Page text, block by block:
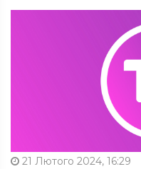
21 Лютого 2024, 16:29